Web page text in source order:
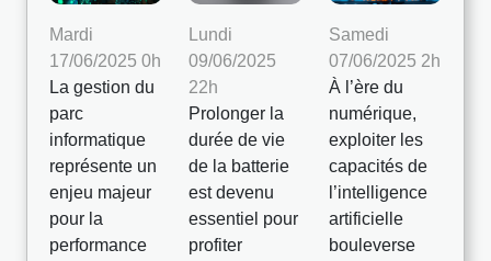
Mardi
17/06/2025 0h
La gestion du
parc
informatique
représente un
enjeu majeur
pour la
performance
Lundi
09/06/2025
22h
Prolonger la
durée de vie
de la batterie
est devenu
essentiel pour
profiter
Samedi
07/06/2025 2h
À l’ère du
numérique,
exploiter les
capacités de
l’intelligence
artificielle
bouleverse